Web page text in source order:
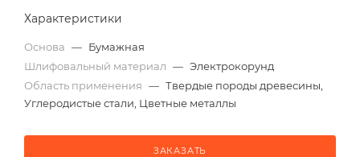
Характеристики
Основа — Бумажная
Шлифовальный материал — Электрокорунд
Область применения — Твердые породы древесины,
Углеродистые стали, Цветные металлы
ЗАКАЗАТЬ